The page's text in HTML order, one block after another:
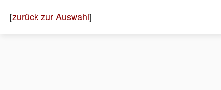
[zurück zur Auswahl]